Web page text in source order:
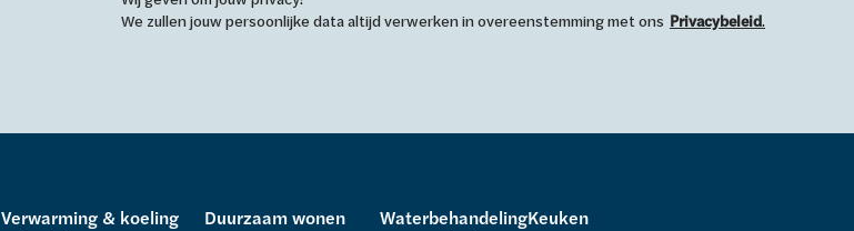
We zullen jouw persoonlijke data altijd verwerken in overeenstemming met ons Privacybeleid.
Verwarming & koeling Duurzaam wonen WaterbehandelingKeuken